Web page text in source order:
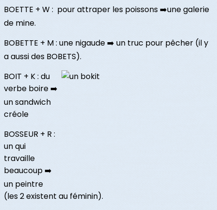
BOETTE + W : pour attraper les poissons ➡️une galerie
de mine.
BOBETTE + M : une nigaude ➡️ un truc pour pêcher (il y
a aussi des BOBETS).
BOIT + K : du
verbe boire ➡️
un sandwich
créole
BOSSEUR + R :
un qui
travaille
beaucoup ➡️
un peintre
(les 2 existent au féminin).